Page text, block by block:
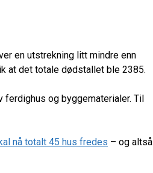
en utstrekning litt mindre enn
at det totale dødstallet ble 2385.
ferdighus og byggematerialer. Til
nå totalt 45 hus fredes – og altså